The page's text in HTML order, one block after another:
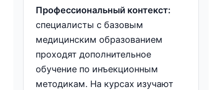
Профессиональный контекст:
специалисты с базовым
медицинским образованием
проходят дополнительное
обучение по инъекционным
методикам. На курсах изучают